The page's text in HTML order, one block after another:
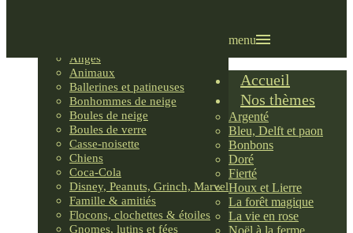
Anges
Animaux
Ballerines et patineuses
Bonhommes de neige
Boules de neige
Boules de verre
Casse-noisette
Chiens
Coca-Cola
Disney, Peanuts, Grinch, Marvel
Famille & amitiés
Flocons, clochettes & étoiles
Gnomes, lutins et fées
menu
Accueil
Nos thèmes
Argenté
Bleu, Delft et paon
Bonbons
Doré
Fierté
Houx et Lierre
La forêt magique
La vie en rose
Noël à la ferme